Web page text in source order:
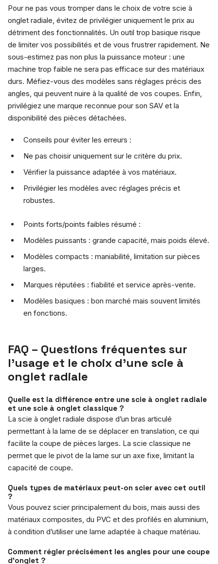
Pour ne pas vous tromper dans le choix de votre scie à
onglet radiale, évitez de privilégier uniquement le prix au
détriment des fonctionnalités. Un outil trop basique risque
de limiter vos possibilités et de vous frustrer rapidement. Ne
sous-estimez pas non plus la puissance moteur : une
machine trop faible ne sera pas efficace sur des matériaux
durs. Méfiez-vous des modèles sans réglages précis des
angles, qui peuvent nuire à la qualité de vos coupes. Enfin,
privilégiez une marque reconnue pour son SAV et la
disponibilité des pièces détachées.
Conseils pour éviter les erreurs :
Ne pas choisir uniquement sur le critère du prix.
Vérifier la puissance adaptée à vos matériaux.
Privilégier les modèles avec réglages précis et
robustes.
Points forts/points faibles résumé :
Modèles puissants : grande capacité, mais poids élevé.
Modèles compacts : maniabilité, limitation sur pièces
larges.
Marques réputées : fiabilité et service après-vente.
Modèles basiques : bon marché mais souvent limités
en fonctions.
FAQ – Questions fréquentes sur
l’usage et le choix d’une scie à
onglet radiale
Quelle est la différence entre une scie à onglet radiale
et une scie à onglet classique ?
La scie à onglet radiale dispose d’un bras articulé
permettant à la lame de se déplacer en translation, ce qui
facilite la coupe de pièces larges. La scie classique ne
permet que le pivot de la lame sur un axe fixe, limitant la
capacité de coupe.
Quels types de matériaux peut-on scier avec cet outil
?
Vous pouvez scier principalement du bois, mais aussi des
matériaux composites, du PVC et des profilés en aluminium,
à condition d’utiliser une lame adaptée à chaque matériau.
Comment régler précisément les angles pour une coupe
d’onglet ?